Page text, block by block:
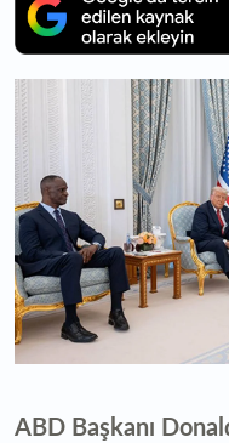
ABD Başkanı